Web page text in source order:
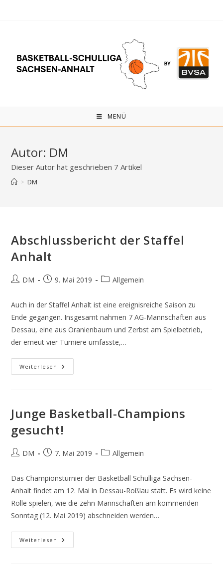
MENÜ
Autor: DM
Dieser Autor hat geschrieben 7 Artikel
> DM
Abschlussbericht der Staffel
Anhalt
Beitrags-
DM
Beitrag9. Mai 2019
Beitrags-
Allgemein
Auch in der Staffel Anhalt ist eine ereignisreiche Saison zu
Ende gegangen. Insgesamt nahmen 7 AG-Mannschaften aus
Dessau, eine aus Oranienbaum und Zerbst am Spielbetrieb,
der erneut vier Turniere umfasste,…
Weiterlesen Abschlussbericht
Der
Junge Basketball-Champions
gesucht!
Beitrags-
DM
Beitrag7. Mai 2019
Beitrags-
Allgemein
Das Championsturnier der Basketball Schulliga Sachsen-
Anhalt findet am 12. Mai in Dessau-Roßlau statt. Es wird keine
Rolle spielen, wie die zehn Mannschaften am kommenden
Sonntag (12. Mai 2019) abschneiden werden…
Weiterlesen Junge
Basketball-